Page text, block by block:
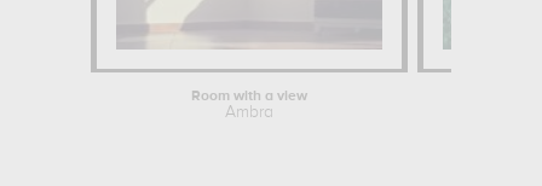
Room with a view
Ambra